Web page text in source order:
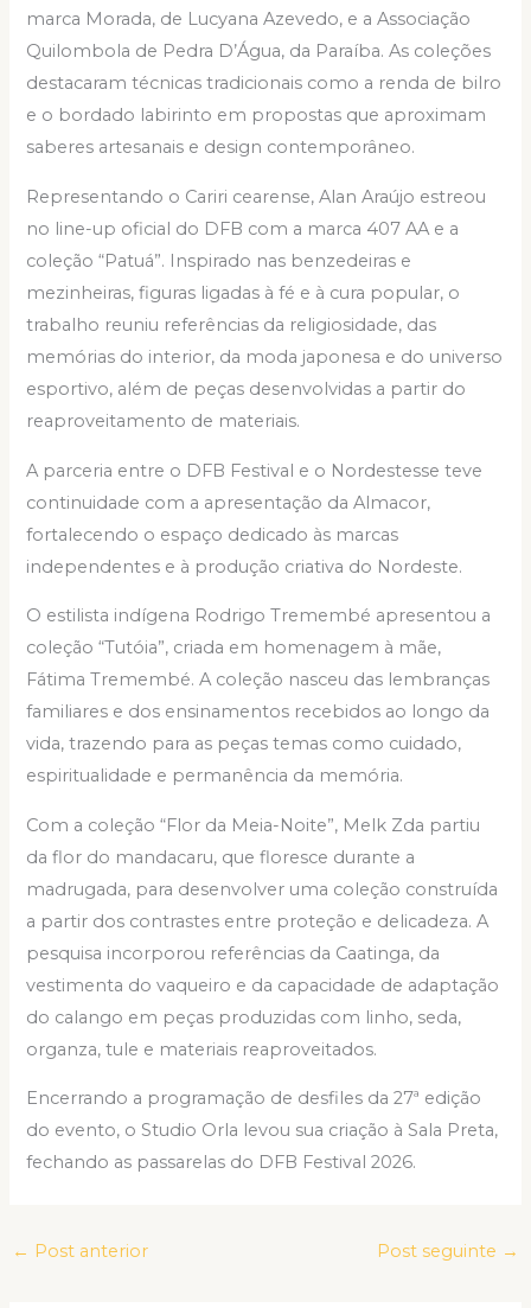
marca Morada, de Lucyana Azevedo, e a Associação
Quilombola de Pedra D’Água, da Paraíba. As coleções
destacaram técnicas tradicionais como a renda de bilro
e o bordado labirinto em propostas que aproximam
saberes artesanais e design contemporâneo.
Representando o Cariri cearense, Alan Araújo estreou
no line-up oficial do DFB com a marca 407 AA e a
coleção “Patuá”. Inspirado nas benzedeiras e
mezinheiras, figuras ligadas à fé e à cura popular, o
trabalho reuniu referências da religiosidade, das
memórias do interior, da moda japonesa e do universo
esportivo, além de peças desenvolvidas a partir do
reaproveitamento de materiais.
A parceria entre o DFB Festival e o Nordestesse teve
continuidade com a apresentação da Almacor,
fortalecendo o espaço dedicado às marcas
independentes e à produção criativa do Nordeste.
O estilista indígena Rodrigo Tremembé apresentou a
coleção “Tutóia”, criada em homenagem à mãe,
Fátima Tremembé. A coleção nasceu das lembranças
familiares e dos ensinamentos recebidos ao longo da
vida, trazendo para as peças temas como cuidado,
espiritualidade e permanência da memória.
Com a coleção “Flor da Meia-Noite”, Melk Zda partiu
da flor do mandacaru, que floresce durante a
madrugada, para desenvolver uma coleção construída
a partir dos contrastes entre proteção e delicadeza. A
pesquisa incorporou referências da Caatinga, da
vestimenta do vaqueiro e da capacidade de adaptação
do calango em peças produzidas com linho, seda,
organza, tule e materiais reaproveitados.
Encerrando a programação de desfiles da 27ª edição
do evento, o Studio Orla levou sua criação à Sala Preta,
fechando as passarelas do DFB Festival 2026.
← Post anterior Post seguinte →